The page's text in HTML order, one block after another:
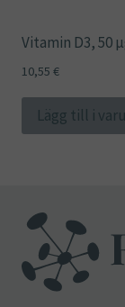
Vitamin D3, 50
10,55 €
Lägg till i